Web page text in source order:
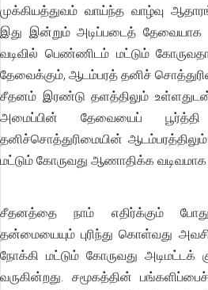
முக்கியத்துவம் வாய்ந்த வாழ்வு
இது இன்றும் அடிப்படைத்
வடிவில் பெண்ணிடம் மட்டும்
தேவைக்கும், ஆடம்பரத் தனிச்
சீதனம் இரண்டு தளத்திலும்
அமைப்பின் தேவையைப் பூர்த்தி
தனிச்சொத்துரிமையின்
மட்டும் கோருவது ஆணாதிக்க வடிவமாக
சீதனத்தை நாம் எதிர்க்கும்
தன்மையையும் புரிந்து கொள்வது
நோக்கி மட்டும் கோருவது அடிமட்டக்
வருகின்றது. சமூகத்தின்